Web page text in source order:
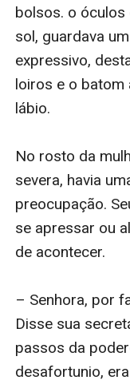
bolsos. o
sol, guardava
expressivo,
loiros e o batom
lábio.
No rosto da
severa, havia
preocupação.
se apressar ou
de acontecer.
– Senhora, por
Disse sua
passos da
desafortunio,